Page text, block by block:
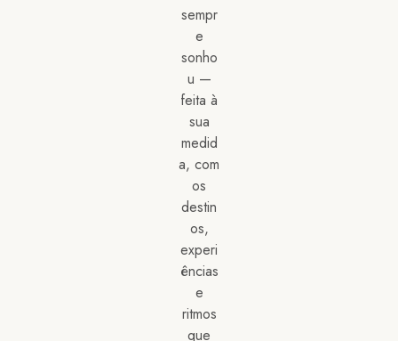
sempr
e
sonho
u —
feita à
sua
medid
a, com
os
destin
os,
experi
ências
e
ritmos
que